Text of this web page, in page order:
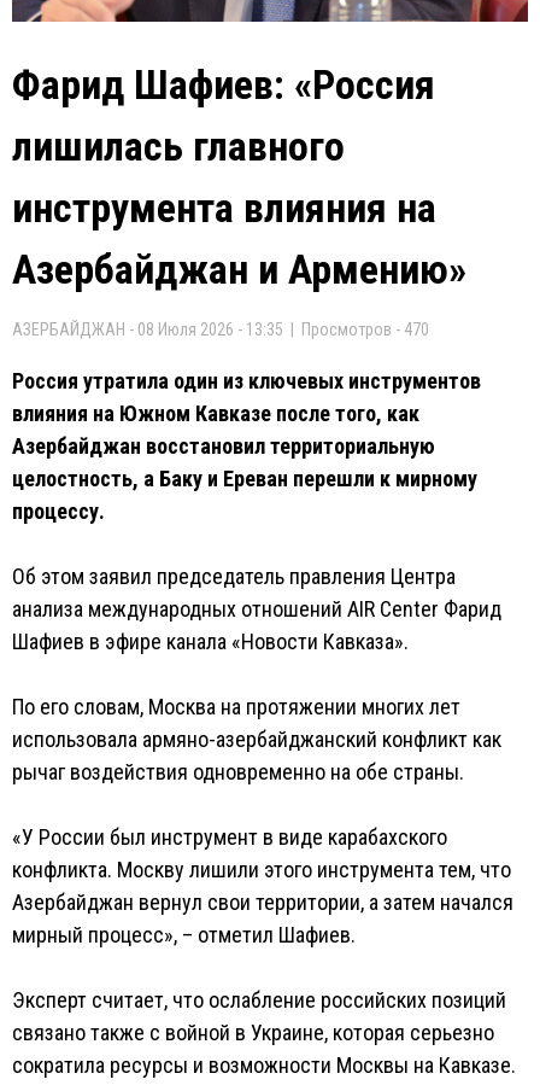
Фарид Шафиев: «Россия
лишилась главного
инструмента влияния на
Азербайджан и Армению»
АЗЕРБАЙДЖАН - 08 Июля 2026 - 13:35 | Просмотров - 470
Россия утратила один из ключевых инструментов
влияния на Южном Кавказе после того, как
Азербайджан восстановил территориальную
целостность, а Баку и Ереван перешли к мирному
процессу.
Об этом заявил председатель правления Центра
анализа международных отношений AIR Center Фарид
Шафиев в эфире канала «Новости Кавказа».
По его словам, Москва на протяжении многих лет
использовала армяно-азербайджанский конфликт как
рычаг воздействия одновременно на обе страны.
«У России был инструмент в виде карабахского
конфликта. Москву лишили этого инструмента тем, что
Азербайджан вернул свои территории, а затем начался
мирный процесс», – отметил Шафиев.
Эксперт считает, что ослабление российских позиций
связано также с войной в Украине, которая серьезно
сократила ресурсы и возможности Москвы на Кавказе.